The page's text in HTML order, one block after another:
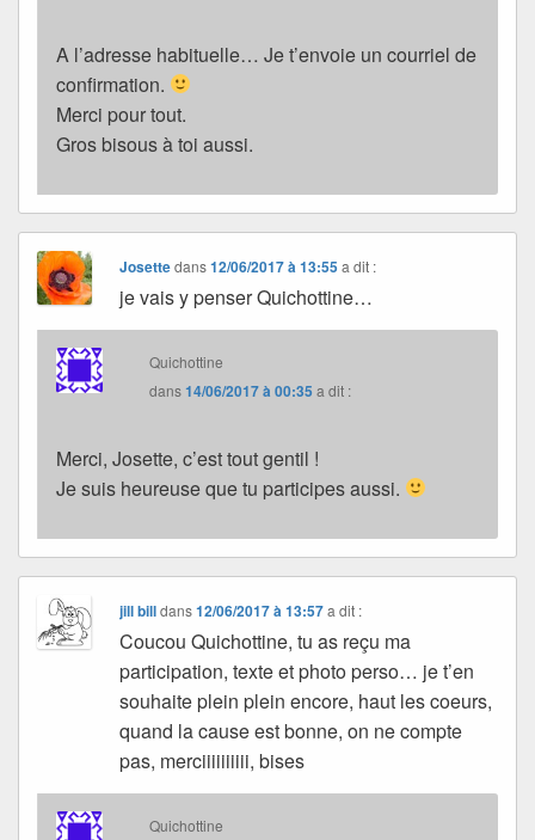
A l’adresse habituelle… Je t’envoie un courriel de
confirmation.
Merci pour tout.
Gros bisous à toi aussi.
Josettedans12/06/2017 à 13:55 a dit :
je vais y penser Quichottine…
Quichottine
dans14/06/2017 à 00:35 a dit :
Merci, Josette, c’est tout gentil !
Je suis heureuse que tu participes aussi.
jill billdans12/06/2017 à 13:57 a dit :
Coucou Quichottine, tu as reçu ma
participation, texte et photo perso… je t’en
souhaite plein plein encore, haut les coeurs,
quand la cause est bonne, on ne compte
pas, merciiiiiiiiii, bises
Quichottine